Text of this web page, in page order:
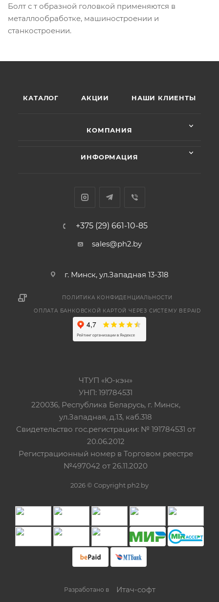
Болт с т образной головкой применяются в
металлообработке, машиностроении и
станкостроении.
КАТАЛОГ АКЦИИ НАШИ КЛИЕНТЫ
КОМПАНИЯ
ИНФОРМАЦИЯ
+375 (29) 661-10-85
sales@ph2.by
г. Минск, ул.Западная 13-318
ПОЛИТИКА КОНФИДЕНЦИАЛЬНОСТИ
ОПЛАТА БАНКОВСКОЙ КАРТОЙ ЧЕРЕЗ СИСТЕМУ BEPAID
ЧТУП «Ю-кэн»
УНП: 191784531
220036, Республика Беларусь, г. Минск,
ул.Западная, д.13, каб.318
Свидетельство гос.регистрации: № 191784531 от
20.06.2012
Регистрационный номер в Торговом реестре
№497042 от 26.11.2020
2026 © Copyright ph2.by
Разработано в Итач-cофт